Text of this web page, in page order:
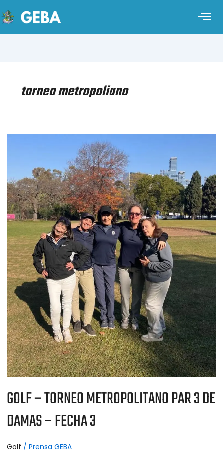
torneo metropoliano
GOLF – TORNEO METROPOLITANO PAR 3 DE
DAMAS – FECHA 3
Golf / Prensa GEBA
METROPOLITANO
PAR
3
DE
DAMAS
–
FECHA
3